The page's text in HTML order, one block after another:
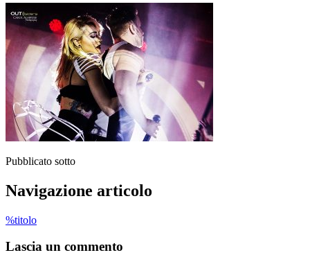
Pubblicato sotto
Navigazione articolo
%titolo
Lascia un commento